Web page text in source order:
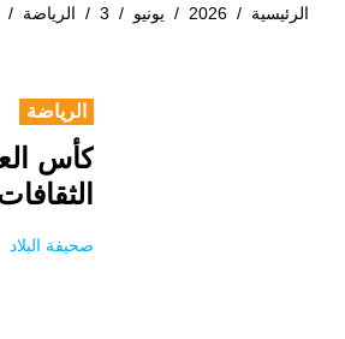
الرئيسية /
2026
/ يونيو /
3
/ الرياضة /
الرياضة
صحيفة البلاد